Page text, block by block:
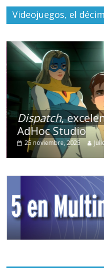
Videojuegos, el
Dispatch,
AdHoc Studio
25 noviembre, 2025